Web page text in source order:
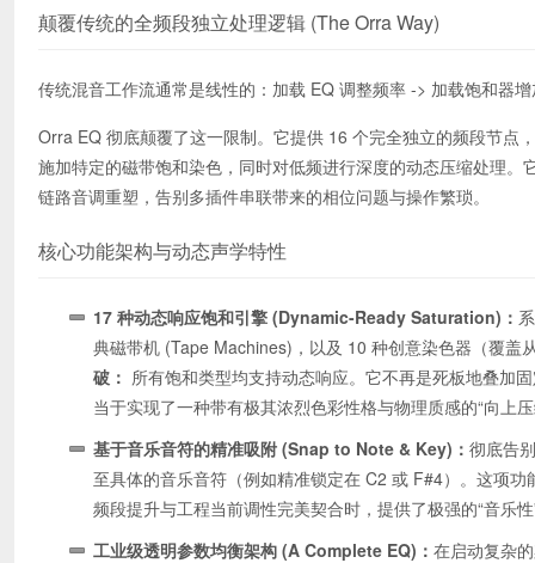
颠覆传统的全频段独立处理逻辑 (The Orra Way)
传统混音工作流通常是线性的：加载 EQ 调整频率 -> 加载饱和器
Orra EQ 彻底颠覆了这一限制。它提供 16 个完全独立的频段节点
施加特定的磁带饱和染色，同时对低频进行深度的动态压缩处理
链路音调重塑，告别多插件串联带来的相位问题与操作繁琐。
核心功能架构与动态声学特性
17 种动态响应饱和引擎 (Dynamic-Ready Saturation)：
典磁带机 (Tape Machines)，以及 10 种创意染色器（覆盖
破： 所有饱和类型均支持动态响应。它不再是死板地叠加
当于实现了一种带有极其浓烈色彩性格与物理质感的“向上
基于音乐音符的精准吸附 (Snap to Note & Key)： 彻底告
至具体的音乐音符（例如精准锁定在 C2 或 F#4）。这项
频段提升与工程当前调性完美契合时，提供了极强的“音乐性
工业级透明参数均衡架构 (A Complete EQ)： 在启动复杂